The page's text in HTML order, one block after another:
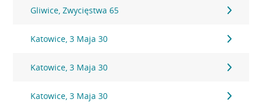
Gliwice, Zwycięstwa 65
Katowice, 3 Maja 30
Katowice, 3 Maja 30
Katowice, 3 Maja 30